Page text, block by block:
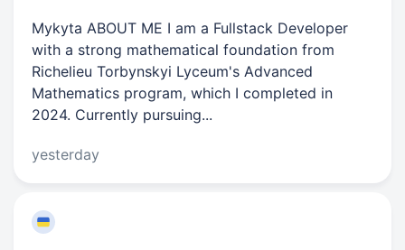
Mykyta ABOUT ME I am a Fullstack Developer
with a strong mathematical foundation from
Richelieu Torbynskyi Lyceum's Advanced
Mathematics program, which I completed in
2024. Currently pursuing...
yesterday